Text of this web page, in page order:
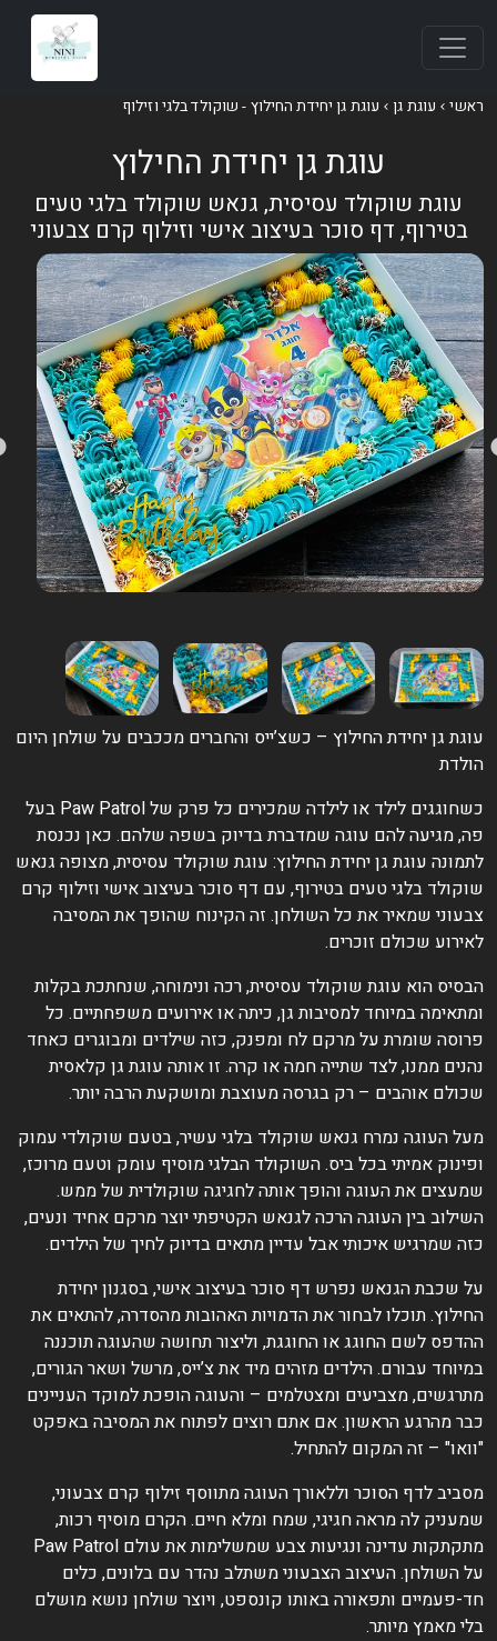
ראשי עוגת גן עוגת גן יחידת החילוץ - שוקולד בלגי וזילוף
עוגת גן יחידת החילוץ
עוגת שוקולד עסיסית, גנאש שוקולד בלגי טעים
בטירוף, דף סוכר בעיצוב אישי וזילוף קרם צבעוני
עוגת גן יחידת החילוץ – כשצ’ייס והחברים מככבים על שולחן היום
הולדת
כשחוגגים לילד או לילדה שמכירים כל פרק של Paw Patrol בעל
פה, מגיעה להם עוגה שמדברת בדיוק בשפה שלהם. כאן נכנסת
לתמונה עוגת גן יחידת החילוץ: עוגת שוקולד עסיסית, מצופה גנאש
שוקולד בלגי טעים בטירוף, עם דף סוכר בעיצוב אישי וזילוף קרם
צבעוני שמאיר את כל השולחן. זה הקינוח שהופך את המסיבה
לאירוע שכולם זוכרים.
הבסיס הוא עוגת שוקולד עסיסית, רכה ונימוחה, שנחתכת בקלות
ומתאימה במיוחד למסיבות גן, כיתה או אירועים משפחתיים. כל
פרוסה שומרת על מרקם לח ומפנק, כזה שילדים ומבוגרים כאחד
נהנים ממנו, לצד שתייה חמה או קרה. זו אותה עוגת גן קלאסית
שכולם אוהבים – רק בגרסה מעוצבת ומושקעת הרבה יותר.
מעל העוגה נמרח גנאש שוקולד בלגי עשיר, בטעם שוקולדי עמוק
ופינוק אמיתי בכל ביס. השוקולד הבלגי מוסיף עומק וטעם מרוכז,
שמעצים את העוגה והופך אותה לחגיגה שוקולדית של ממש.
השילוב בין העוגה הרכה לגנאש הקטיפתי יוצר מרקם אחיד ונעים,
כזה שמרגיש איכותי אבל עדיין מתאים בדיוק לחיך של הילדים.
על שכבת הגנאש נפרש דף סוכר בעיצוב אישי, בסגנון יחידת
החילוץ. תוכלו לבחור את הדמויות האהובות מהסדרה, להתאים את
ההדפס לשם החוגג או החוגגת, וליצור תחושה שהעוגה תוכננה
במיוחד עבורם. הילדים מזהים מיד את צ’ייס, מרשל ושאר הגורים,
מתרגשים, מצביעים ומצטלמים – והעוגה הופכת למוקד העניינים
כבר מהרגע הראשון. אם אתם רוצים לפתוח את המסיבה באפקט
"וואו" – זה המקום להתחיל.
מסביב לדף הסוכר וללאורך העוגה מתווסף זילוף קרם צבעוני,
שמעניק לה מראה חגיגי, שמח ומלא חיים. הקרם מוסיף רכות,
מתקתקות עדינה ונגיעות צבע שמשלימות את עולם Paw Patrol
על השולחן. העיצוב הצבעוני משתלב נהדר עם בלונים, כלים
חד-פעמיים ותפאורה באותו קונספט, ויוצר שולחן נושא מושלם
בלי מאמץ מיותר.